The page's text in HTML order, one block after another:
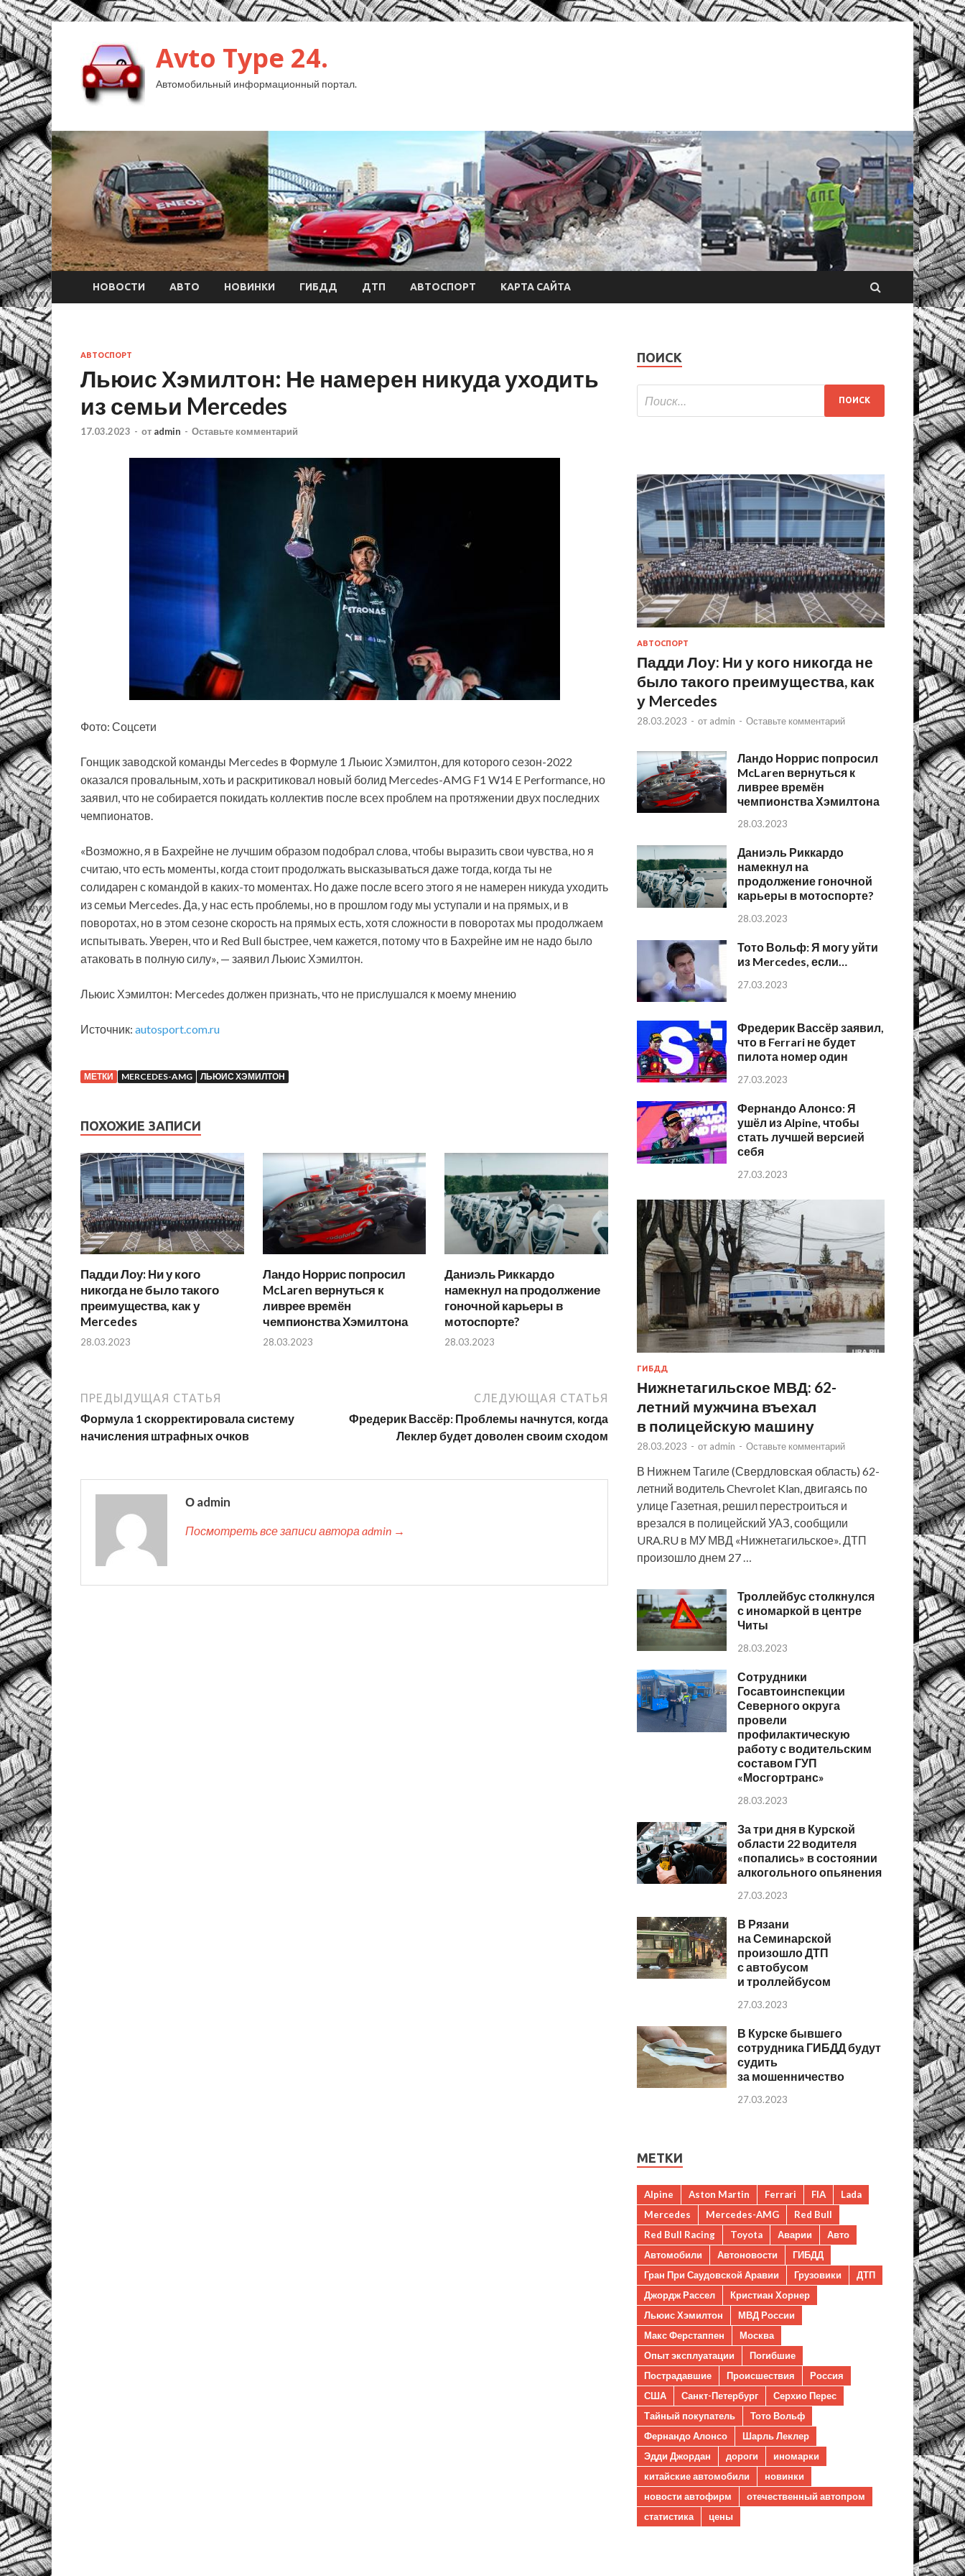
Avto Type 24.
Автомобильный информационный портал.
НОВОСТИ АВТО НОВИНКИ ГИБДД ДТП АВТОСПОРТ КАРТА САЙТА
АВТОСПОРТ
Льюис Хэмилтон: Не намерен никуда уходить
из семьи Mercedes
17.03.2023 - от admin - Оставьте комментарий
Фото: Соцсети
Гонщик заводской команды Mercedes в Формуле 1 Льюис Хэмилтон, для которого сезон-2022
оказался провальным, хоть и раскритиковал новый болид Mercedes-AMG F1 W14 E Performance, но
заявил, что не собирается покидать коллектив после всех проблем на протяжении двух последних
чемпионатов.
«Возможно, я в Бахрейне не лучшим образом подобрал слова, чтобы выразить свои чувства, но я
считаю, что есть моменты, когда стоит продолжать высказываться даже тогда, когда ты не
солидарен с командой в каких-то моментах. Но даже после всего этого я не намерен никуда уходить
из семьи Mercedes. Да, у нас есть проблемы, но в прошлом году мы уступали и на прямых, и в
поворотах, но в этом сезоне скорость на прямых есть, хотя сложности в поворотах мы продолжаем
испытывать. Уверен, что и Red Bull быстрее, чем кажется, потому что в Бахрейне им не надо было
атаковать в полную силу», — заявил Льюис Хэмилтон.
Льюис Хэмилтон: Mercedes должен признать, что не прислушался к моему мнению
Источник: autosport.com.ru
МЕТКИ MERCEDES-AMG ЛЬЮИС ХЭМИЛТОН
ПОХОЖИЕ ЗАПИСИ
Падди Лоу: Ни у кого
никогда не было такого
преимущества, как у
Mercedes
28.03.2023
Ландо Норрис попросил
McLaren вернуться к
ливрее времён
чемпионства Хэмилтона
28.03.2023
Даниэль Риккардо
намекнул на продолжение
гоночной карьеры в
мотоспорте?
28.03.2023
ПРЕДЫДУЩАЯ СТАТЬЯ
Формула 1 скорректировала систему
начисления штрафных очков
СЛЕДУЮЩАЯ СТАТЬЯ
Фредерик Вассёр: Проблемы начнутся, когда
Леклер будет доволен своим сходом
О admin
Посмотреть все записи автора admin →
ПОИСК
АВТОСПОРТ
Падди Лоу: Ни у кого никогда не
было такого преимущества, как
у Mercedes
28.03.2023 - от admin - Оставьте комментарий
Ландо Норрис попросил
McLaren вернуться к
ливрее времён
чемпионства Хэмилтона
28.03.2023
Даниэль Риккардо
намекнул на
продолжение гоночной
карьеры в мотоспорте?
28.03.2023
Тото Вольф: Я могу уйти
из Mercedes, если…
27.03.2023
Фредерик Вассёр заявил,
что в Ferrari не будет
пилота номер один
27.03.2023
Фернандо Алонсо: Я
ушёл из Alpine, чтобы
стать лучшей версией
себя
27.03.2023
ГИБДД
Нижнетагильское МВД: 62-
летний мужчина въехал
в полицейскую машину
28.03.2023 - от admin - Оставьте комментарий
В Нижнем Тагиле (Свердловская область) 62-
летний водитель Chevrolet Klan, двигаясь по
улице Газетная, решил перестроиться и
врезался в полицейский УАЗ, сообщили
URA.RU в МУ МВД «Нижнетагильское». ДТП
произошло днем 27 …
Троллейбус столкнулся
с иномаркой в центре
Читы
28.03.2023
Сотрудники
Госавтоинспекции
Северного округа
провели
профилактическую
работу с водительским
составом ГУП
«Мосгортранс»
28.03.2023
За три дня в Курской
области 22 водителя
«попались» в состоянии
алкогольного опьянения
27.03.2023
В Рязани
на Семинарской
произошло ДТП
с автобусом
и троллейбусом
27.03.2023
В Курске бывшего
сотрудника ГИБДД будут
судить
за мошенничество
27.03.2023
МЕТКИ
Alpine Aston Martin Ferrari FIA
Lada
Mercedes
Mercedes-AMG
Red Bull
Red Bull Racing
Toyota Аварии
Авто
Автомобили
Автоновости
ГИБДД
Гран При Саудовской Аравии
Грузовики
ДТП
Джордж Рассел
Кристиан Хорнер
Льюис Хэмилтон
МВД России
Макс Ферстаппен
Москва
Опыт эксплуатации
Погибшие
Пострадавшие
Происшествия
Россия
США
Санкт-Петербург
Серхио Перес
Тайный покупатель
Тото Вольф
Фернандо Алонсо
Шарль Леклер
Эдди Джордан
дороги
иномарки
китайские автомобили
новинки
новости автофирм
отечественный автопром
статистика
цены